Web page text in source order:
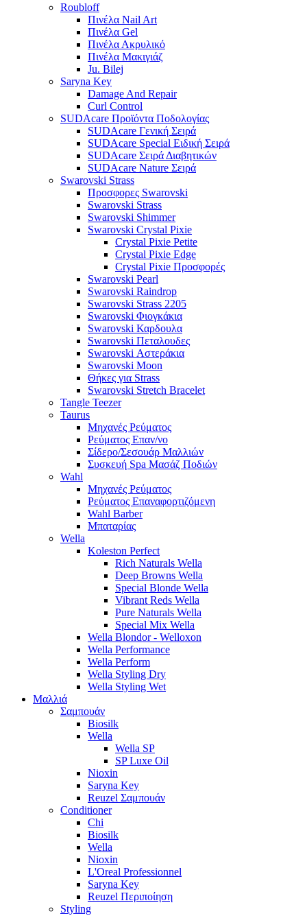
Roubloff
Πινέλα Nail Art
Πινέλα Gel
Πινέλα Ακρυλικό
Πινέλα Μακιγιάζ
Ju. Bilej
Saryna Key
Damage And Repair
Curl Control
SUDAcare Προϊόντα Ποδολογίας
SUDAcare Γενική Σειρά
SUDAcare Special Ειδική Σειρά
SUDAcare Σειρά Διαβητικών
SUDAcare Nature Σειρά
Swarovski Strass
Προσφορες Swarovski
Swarovski Strass
Swarovski Shimmer
Swarovski Crystal Pixie
Crystal Pixie Petite
Crystal Pixie Edge
Crystal Pixie Προσφορές
Swarovski Pearl
Swarovski Raindrop
Swarovski Strass 2205
Swarovski Φιογκάκια
Swarovski Καρδουλα
Swarovski Πεταλουδες
Swarovski Αστεράκια
Swarovski Moon
Θήκες για Strass
Swarovski Stretch Bracelet
Tangle Teezer
Taurus
Μηχανές Ρεύματος
Ρεύματος Επαν/νο
Σίδερο/Σεσουάρ Μαλλιών
Συσκευή Spa Μασάζ Ποδιών
Wahl
Μηχανές Ρεύματος
Ρεύματος Επαναφορτιζόμενη
Wahl Barber
Μπαταρίας
Wella
Koleston Perfect
Rich Naturals Wella
Deep Browns Wella
Special Blonde Wella
Vibrant Reds Wella
Pure Naturals Wella
Special Mix Wella
Wella Blondor - Welloxon
Wella Performance
Wella Perform
Wella Styling Dry
Wella Styling Wet
Μαλλιά
Σαμπουάν
Biosilk
Wella
Wella SP
SP Luxe Oil
Nioxin
Saryna Key
Reuzel Σαμπουάν
Conditioner
Chi
Biosilk
Wella
Nioxin
L'Oreal Professionnel
Saryna Key
Reuzel Περιποίηση
Styling